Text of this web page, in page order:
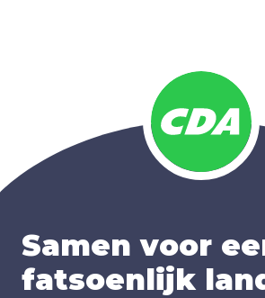
Samen voor
fatsoenlijk